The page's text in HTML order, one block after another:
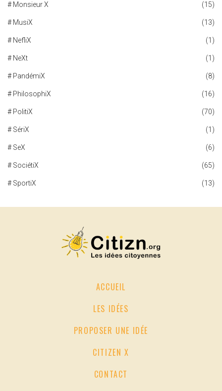
# Monsieur X (15)
# MusiX (13)
# NefliX (1)
# NeXt (1)
# PandémiX (8)
# PhilosophiX (16)
# PolitiX (70)
# SériX (1)
# SeX (6)
# SociétiX (65)
# SportiX (13)
ACCUEIL
LES IDÉES
PROPOSER UNE IDÉE
CITIZEN X
CONTACT